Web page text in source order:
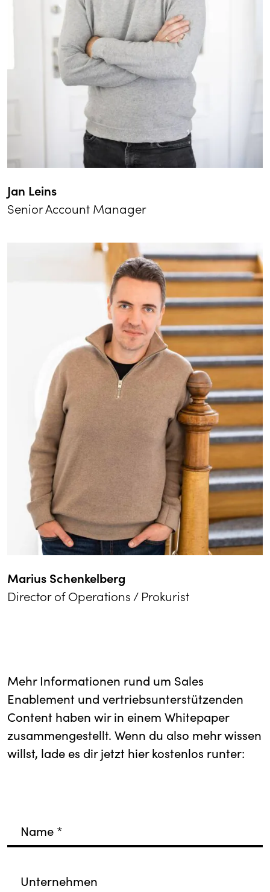
Jan Leins
Senior Account Manager
Marius Schenkelberg
Director of Operations / Prokurist
Mehr Informationen rund um Sales
Enablement und vertriebsunterstützenden
Content haben wir in einem Whitepaper
zusammengestellt. Wenn du also mehr wissen
willst, lade es dir jetzt hier kostenlos runter:
Name *
Unternehmen